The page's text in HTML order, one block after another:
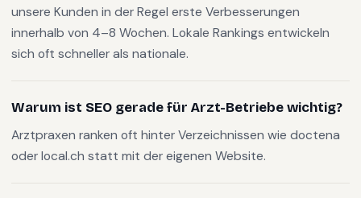
unsere Kunden in der Regel erste Verbesserungen
innerhalb von 4–8 Wochen. Lokale Rankings entwickeln
sich oft schneller als nationale.
Warum ist SEO gerade für Arzt-Betriebe wichtig?
Arztpraxen ranken oft hinter Verzeichnissen wie doctena
oder local.ch statt mit der eigenen Website.